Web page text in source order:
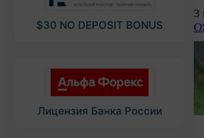
$30 NO DEPOSIT BONUS
Лицензия Банка России
3